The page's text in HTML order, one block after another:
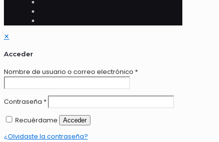
✕
Acceder
Nombre de usuario o correo electrónico *
Contraseña *
Recuérdame
Acceder
¿Olvidaste la contraseña?